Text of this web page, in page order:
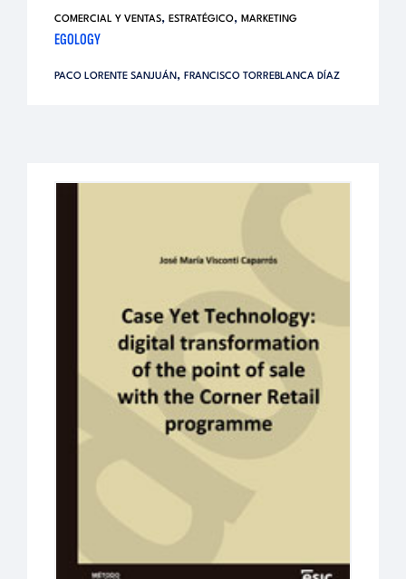
COMERCIAL Y VENTAS, ESTRATÉGICO, MARKETING
EGOLOGY
PACO LORENTE SANJUÁN, FRANCISCO TORREBLANCA DÍAZ